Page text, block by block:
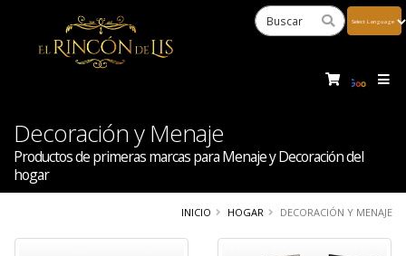
Decoración y Menaje
Productos de primeras marcas para Menaje y Decoración del
hogar
INICIO HOGAR DECORACIÓN Y MENAJE